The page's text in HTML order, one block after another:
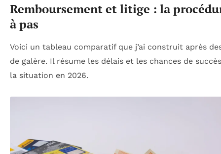
Remboursement et litige : la
à pas
Voici un tableau comparatif que j’ai construit après
de galère. Il résume les délais et les chances de
la situation en 2026.